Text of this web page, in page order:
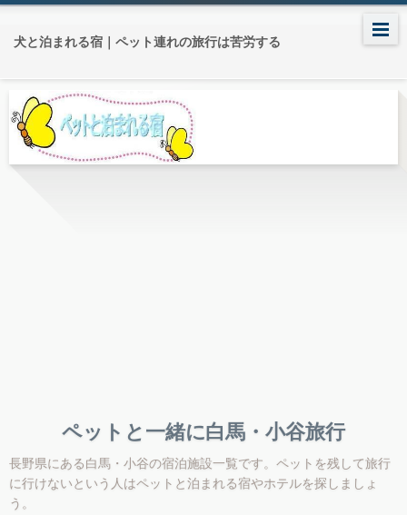
犬と泊まれる宿｜ペット連れの旅行は苦労する
ペットと一緒に白馬・小谷旅行
長野県にある白馬・小谷の宿泊施設一覧です。ペットを残して旅行
に行けないという人はペットと泊まれる宿やホテルを探しましょ
う。